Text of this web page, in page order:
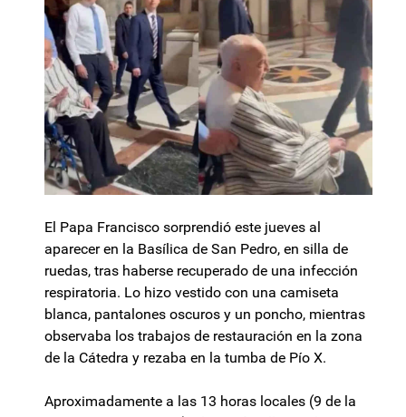
El Papa Francisco sorprendió este jueves al
aparecer en la Basílica de San Pedro, en silla de
ruedas, tras haberse recuperado de una infección
respiratoria. Lo hizo vestido con una camiseta
blanca, pantalones oscuros y un poncho, mientras
observaba los trabajos de restauración en la zona
de la Cátedra y rezaba en la tumba de Pío X.
Aproximadamente a las 13 horas locales (9 de la